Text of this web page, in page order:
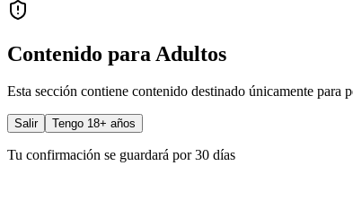
Contenido para Adultos
Esta sección contiene contenido destinado únicamente para
Salir Tengo 18+ años
Tu confirmación se guardará por 30 días